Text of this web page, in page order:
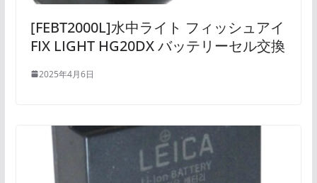
[FEBT2000L]水中ライト フィッシュアイ
FIX LIGHT HG20DX バッテリーセル交換
2025年4月6日